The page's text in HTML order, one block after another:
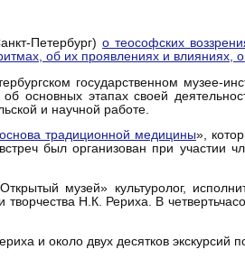
Петербург)о теософских
об их проявлениях и влияниях, о
государственном музее-
основных этапах своей
и научной работе.
традиционной медицины»,
был организован при участии
музей» культуролог,
Н.К. Рериха. В
и около двух десятков экскурсий